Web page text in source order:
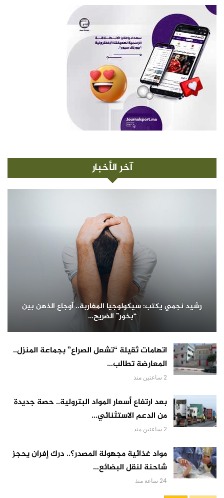
آخر الأخبار
رشيد نجمي يكتب: سيكولوجيا المغاربة.. أوجاع الذهن بين
“بخور” الضريح…
اتهامات ثقيلة “تشعل الصراع” بجماعة المنزل..
المعارضة تطالب…
2 ساعتين منذ
بعد ارتفاع أسعار المواد البترولية.. حصة جديدة
من الدعم الاستثنائي…
2 ساعتين منذ
مواد غذائية مجهولة المصدر؟.. درك إفران يحجز
شاحنة لنقل البضائع…
24 ساعة منذ